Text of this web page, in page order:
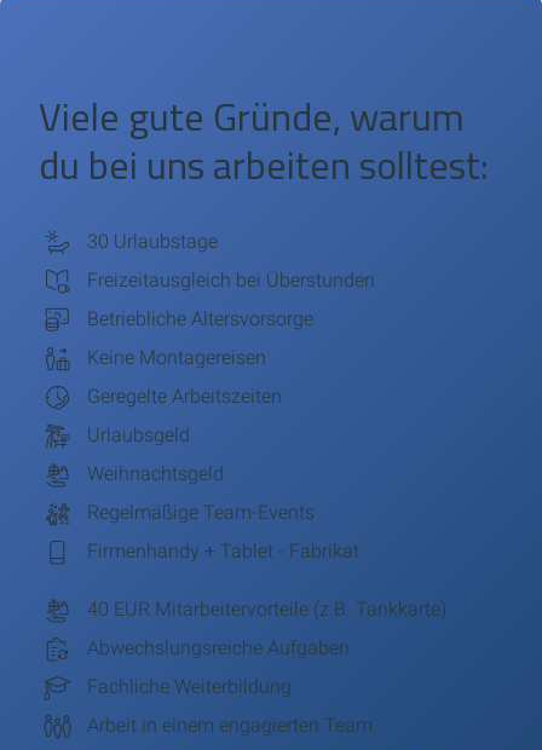
Viele gute Gründe, warum
du bei uns arbeiten solltest:
30 Urlaubstage
Freizeitausgleich bei Überstunden
Betriebliche Altersvorsorge
Keine Montagereisen
Geregelte Arbeitszeiten
Urlaubsgeld
Weihnachtsgeld
Regelmäßige Team-Events
Firmenhandy + Tablet - Fabrikat
40 EUR Mitarbeitervorteile (z.B. Tankkarte)
Abwechslungsreiche Aufgaben
Fachliche Weiterbildung
Arbeit in einem engagierten Team